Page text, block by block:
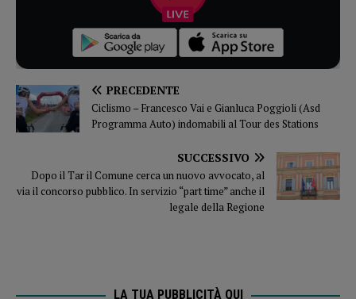
PRECEDENTE
Ciclismo – Francesco Vai e Gianluca Poggioli (Asd
Programma Auto) indomabili al Tour des Stations
SUCCESSIVO
Dopo il Tar il Comune cerca un nuovo avvocato, al
via il concorso pubblico. In servizio “part time” anche il
legale della Regione
LA TUA PUBBLICITÀ QUI